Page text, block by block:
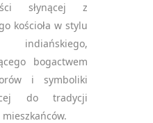
słynącej z
kościoła w stylu
bogactwem
i symboliki
do tradycji